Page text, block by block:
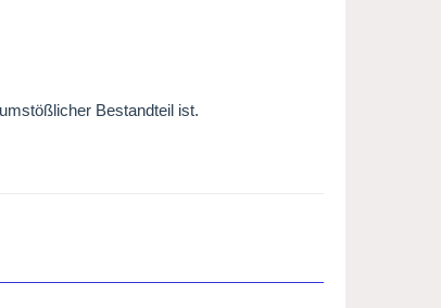
Bestandteil ist.